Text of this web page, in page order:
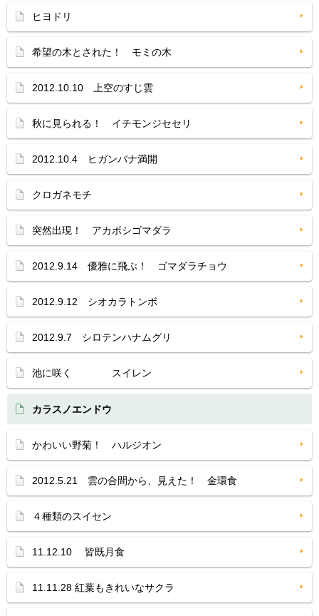
ヒヨドリ
希望の木とされた！ モミの木
2012.10.10 上空のすじ雲
秋に見られる！ イチモンジセセリ
2012.10.4 ヒガンバナ満開
クロガネモチ
突然出現！ アカボシゴマダラ
2012.9.14 優雅に飛ぶ！ ゴマダラチョウ
2012.9.12 シオカラトンボ
2012.9.7 シロテンハナムグリ
池に咲く スイレン
カラスノエンドウ
かわいい野菊！ ハルジオン
2012.5.21 雲の合間から、見えた！ 金環食
４種類のスイセン
11.12.10 皆既月食
11.11.28 紅葉もきれいなサクラ